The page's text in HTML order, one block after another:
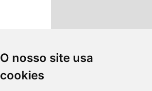
O nosso site usa
cookies